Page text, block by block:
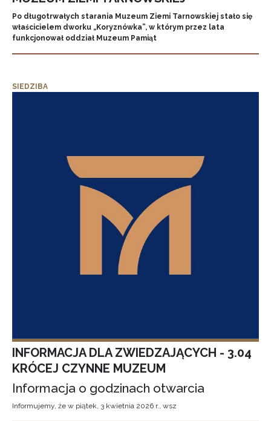
Po długotrwałych starania Muzeum Ziemi Tarnowskiej stało się
właścicielem dworku „Koryznówka”, w którym przez lata
funkcjonował oddział Muzeum Pamiąt
SIEDZIBA
INFORMACJA DLA ZWIEDZAJĄCYCH - 3.04
KRÓCEJ CZYNNE MUZEUM
Informacja o godzinach otwarcia
Informujemy, że w piątek, 3 kwietnia 2026 r., wsz